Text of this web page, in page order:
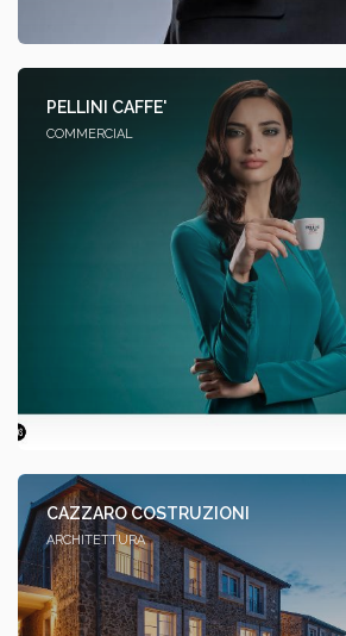
PELLINI CAFFE'
COMMERCIAL
CAZZARO COSTRUZIONI
ARCHITETTURA